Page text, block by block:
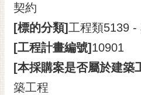
日
語
隱
私
權
契約
[標的分類] 工程類5139 -
[工程計畫編號] 10901
[本採購案是否屬於建築
築工程